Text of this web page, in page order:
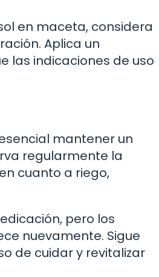
en maceta, considera
Aplica un
las indicaciones de uso
mantener un
regularmente la
cuanto a riego,
pero los
nuevamente. Sigue
de cuidar y revitalizar